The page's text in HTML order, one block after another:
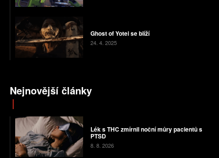
Ghost of Yotei se blíží
24. 4. 2025
Nejnovější články
Lék s THC zmírnil noční můry pacientů s
PTSD
8. 8. 2026